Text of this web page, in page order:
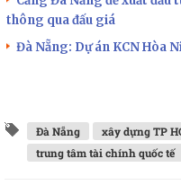
thông qua đấu giá
Đà Nẵng: Dự án KCN Hòa
Đà Nẵng
xây dựng TP
trung tâm tài chính quốc tế